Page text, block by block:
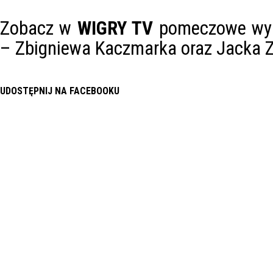
Zobacz w WIGRY TV pomeczowe
– Zbigniewa Kaczmarka oraz Jacka
UDOSTĘPNIJ NA FACEBOOKU